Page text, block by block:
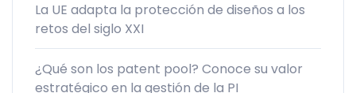
La UE adapta la protección de diseños a los
retos del siglo XXI
¿Qué son los patent pool? Conoce su valor
estratégico en la gestión de la PI